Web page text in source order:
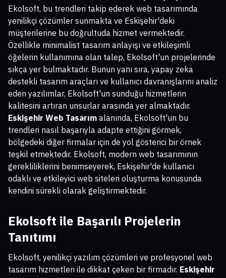
Ekolsoft, bu trendleri takip ederek web tasarımında
yenilikçi çözümler sunmakta ve Eskişehir'deki
müşterilerine bu doğrultuda hizmet vermektedir.
Özellikle minimalist tasarım anlayışı ve etkileşimli
öğelerin kullanımına olan talep, Ekolsoft'un projelerinde
sıkça yer bulmaktadır. Bunun yanı sıra, yapay zeka
destekli tasarım araçları ve kullanıcı davranışlarını analiz
eden yazılımlar, Ekolsoft'un sunduğu hizmetlerin
kalitesini artıran unsurlar arasında yer almaktadır.
Eskişehir Web Tasarım alanında, Ekolsoft'un bu
trendleri nasıl başarıyla adapte ettiğini görmek,
bölgedeki diğer firmalar için de yol gösterici bir örnek
teşkil etmektedir. Ekolsoft, modern web tasarımının
gerekliliklerini benimseyerek, Eskişehir'de kullanıcı
odaklı ve etkileyici web siteleri oluşturma konusunda
kendini sürekli olarak geliştirmektedir.
Ekolsoft ile Başarılı Projelerin
Tanıtımı
Ekolsoft, yenilikçi yazılım çözümleri ve profesyonel web
tasarım hizmetleri ile dikkat çeken bir firmadır. Eskişehir